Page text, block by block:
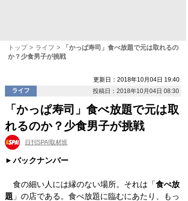
トップ ライフ
「かっぱ寿司」食べ放題で元は取れるの
か？少食男子が挑戦
更新日：2018年10月04日 19:40
ライフ
投稿日：2018年10月04日 08:30
「かっぱ寿司」食べ放題で元は取
れるのか？少食男子が挑戦
日刊SPA!取材班
バックナンバー
食の細い人には縁のない場所。それは「 食べ放
題 」の店である。食べ放題に臨むにあたり、もっ